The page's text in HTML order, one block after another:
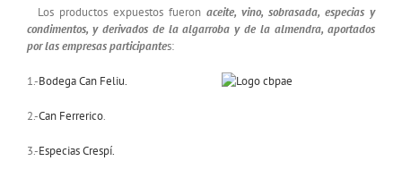
Los productos expuestos fueron aceite, vino, sobrasada, especias y
condimentos, y derivados de la algarroba y de la almendra, aportados
por las empresas participantes:
1.-Bodega Can Feliu.
2.-Can Ferrerico.
3.-Especias Crespí.